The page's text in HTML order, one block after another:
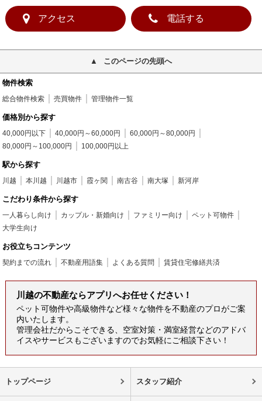
アクセス 電話する
このページの先頭へ
物件検索
総合物件検索 売買物件 管理物件一覧
価格別から探す
40,000円以下 40,000円～60,000円
60,000円～80,000円
80,000円～100,000円
100,000円以上
駅から探す
川越 本川越 川越市 霞ヶ関 南古谷 南大塚 新河岸
こだわり条件から探す
一人暮らし向け カップル・新婚向け ファミリー向け
ペット可物件
大学生向け
お役立ちコンテンツ
契約までの流れ 不動産用語集 よくある質問 賃貸住宅修繕共済
川越の不動産ならアプリへお任せください！
ペット可物件や高級物件など様々な物件を不動産のプロがご案
内いたします。
管理会社だからこそできる、空室対策・満室経営などのアドバ
イスやサービスもございますのでお気軽にご相談下さい！
トップページ スタッフ紹介